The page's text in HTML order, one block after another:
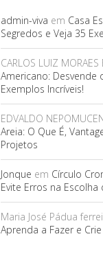
admin-viva em Casa
Segredos e Veja 35
CARLOS LUIZ MORAES
Americano: Desvende
Exemplos Incríveis!
EDVALDO
Areia: O Que É,
Projetos
Jonque em Círculo
Evite Erros na Escolha
Maria José Pádua
Aprenda a Fazer e